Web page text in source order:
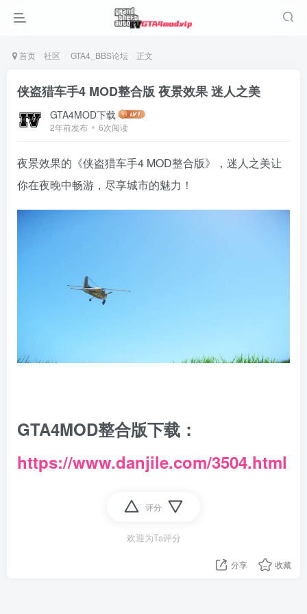
首页 社区 GTA4_BBS论坛 正文
侠盗猎车手4 MOD整合版 夜景效果 迷人之美
GTA4MOD下载
2年前发布 6次阅读
夜景效果的《侠盗猎车手4 MOD整合版》，迷人之美让
你在夜晚中畅游，尽享城市的魅力！
GTA4MOD整合版下载：
https://www.danjile.com/3504.html
评分
欢迎为Ta评分
分享 收藏